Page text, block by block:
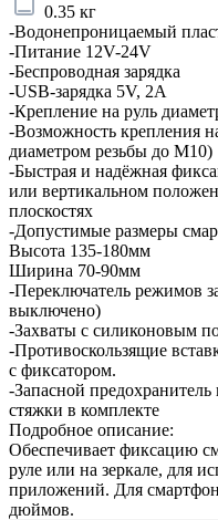
0.35 кг
-Водонепроницаемый
-Питание 12V-24V
-Беспроводная зарядка
-USB-зарядка 5V, 2A
-Крепление на руль
-Возможность крепления
диаметром резьбы до М10)
-Быстрая и надёжная
или вертикальном
плоскостях
-Допустимые размеры
Высота 135-180мм
Ширина 70-90мм
-Переключатель режимов
выключено)
-Захваты с силиконовым
-Противоскользящие
с фиксатором.
-Запасной
стяжки в комплекте
Подробное описание:
Обеспечивает фиксацию
руле или на зеркале, для
приложений. Для
дюймов.